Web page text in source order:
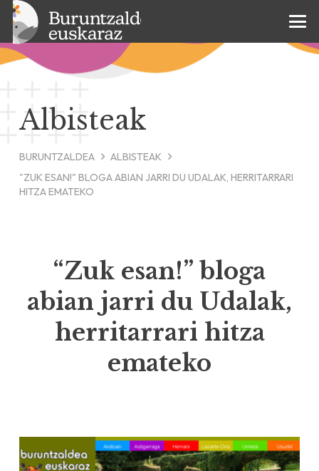
Albisteak
BURUNTZALDEA
ALBISTEAK
"ZUK ESAN!" BLOGA ABIAN JARRI DU UDALAK, HERRITARRARI
HITZA EMATEKO
“Zuk esan!” bloga
abian jarri du Udalak,
herritarrari hitza
emateko